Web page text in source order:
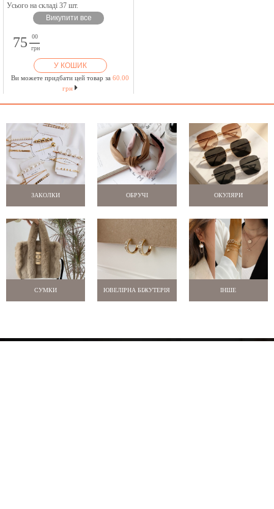
Усього на складі 37 шт.
Викупити все
75
00
грн
У КОШИК
Ви можете придбати цей товар за 60.00
грн
ЗАКОЛКИ ОБРУЧІ ОКУЛЯРИ
СУМКИ ЮВЕЛІРНА БІЖУТЕРІЯ ІНШЕ